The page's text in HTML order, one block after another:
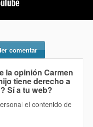
comentar
la opinión Carmen
tiene derecho a
Sía tu web?
el contenido de